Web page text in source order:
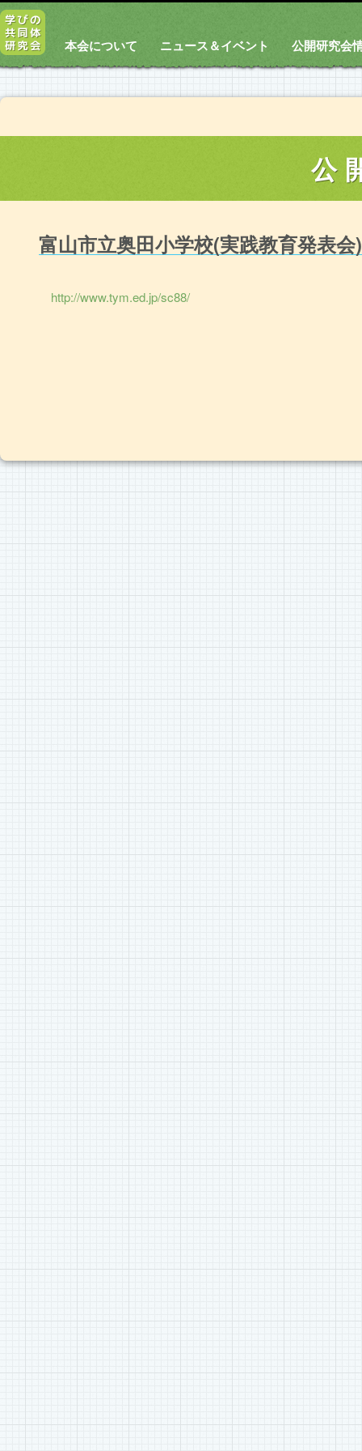
本会について ニュース＆イベント 公開研究会
公
富山市立奥田小学校(実践教育発表会)
http://www.tym.ed.jp/sc88/